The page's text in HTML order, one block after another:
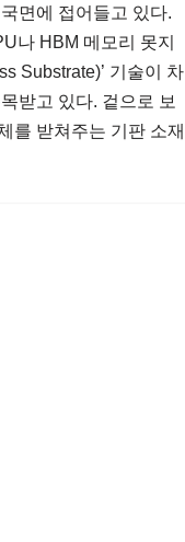
면에 접어들고 있다.
나 HBM 메모리 못지
Substrate)’ 기술이 차
받고 있다. 겉으로 보
를 받쳐주는 기판 소재